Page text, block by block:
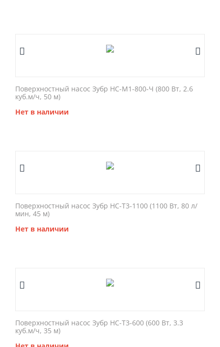
Поверхностный насос Зубр НС-М1-800-Ч (800 Вт, 2.6
куб.м/ч, 50 м)
Нет в наличии
Поверхностный насос Зубр НС-Т3-1100 (1100 Вт, 80 л/
мин, 45 м)
Нет в наличии
Поверхностный насос Зубр НС-Т3-600 (600 Вт, 3.3
куб.м/ч, 35 м)